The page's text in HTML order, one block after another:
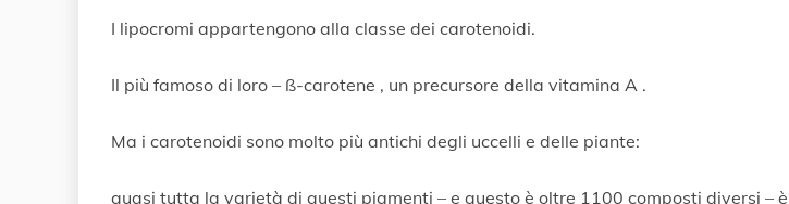
I lipocromi appartengono alla classe dei carotenoidi.
Il più famoso di loro – ß-carotene , un precursore della vitamina A .
Ma i carotenoidi sono molto più antichi degli uccelli e delle piante:
quasi tutta la varietà di questi pigmenti – e questo è oltre 1100 composti diversi –